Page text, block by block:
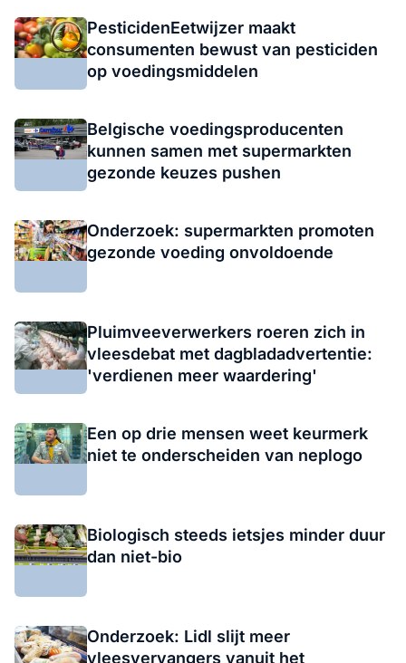
PesticidenEetwijzer maakt
consumenten bewust van pesticiden
op voedingsmiddelen
Belgische voedingsproducenten
kunnen samen met supermarkten
gezonde keuzes pushen
Onderzoek: supermarkten promoten
gezonde voeding onvoldoende
Pluimveeverwerkers roeren zich in
vleesdebat met dagbladadvertentie:
'verdienen meer waardering'
Een op drie mensen weet keurmerk
niet te onderscheiden van neplogo
Biologisch steeds ietsjes minder duur
dan niet-bio
Onderzoek: Lidl slijt meer
vleesvervangers vanuit het